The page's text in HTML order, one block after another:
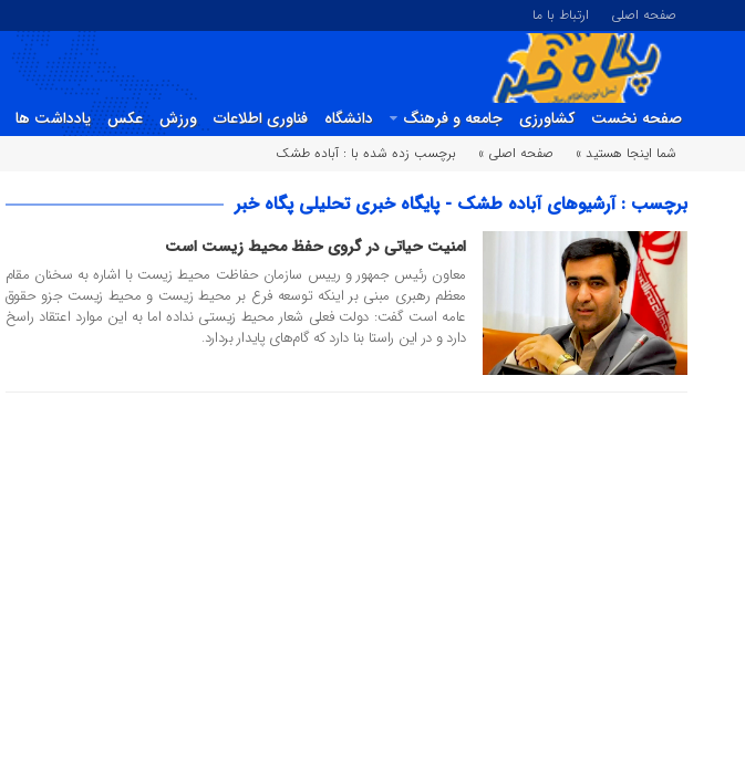
صفحه اصلی ارتباط با ما
صفحه نخست کشاورزی جامعه و فرهنگ دانشگاه فناوری اطلاعات ورزش عکس یادداشت ها
شما اینجا هستید »
صفحه اصلی » برچسب زده شده با : آباده طشک
برچسب : آرشیوهای آباده طشک - پایگاه خبری تحلیلی پگاه خبر
14 بهمن 1400 امنیت حیاتی در گروی حفظ محیط‌ زیست است
معاون رئیس جمهور و رییس سازمان حفاظت محیط زیست با اشاره به سخنان مقام
معظم رهبری مبنی بر اینکه توسعه فرع بر محیط زیست و محیط زیست جزو حقوق
عامه است گفت: دولت فعلی شعار محیط زیستی نداده اما به این موارد اعتقاد راسخ
دارد و در این راستا بنا دارد که گام‌های پایدار بردارد.